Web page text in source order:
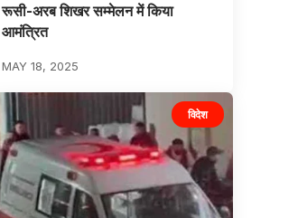
रूसी-अरब शिखर सम्मेलन में किया
आमंत्रित
MAY 18, 2025
विदेश